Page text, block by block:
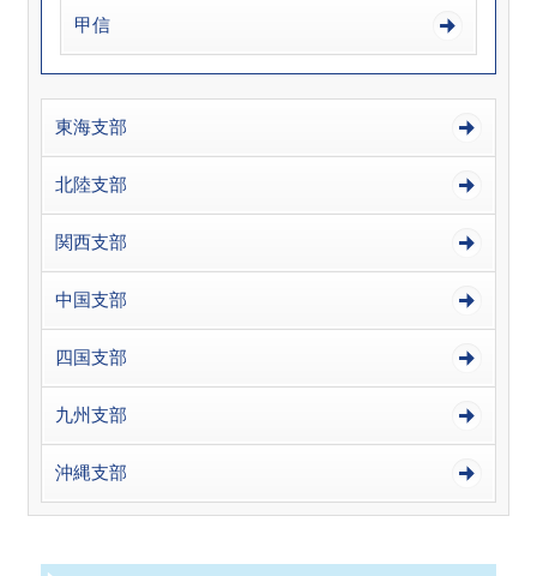
甲信
東海支部
北陸支部
関西支部
中国支部
四国支部
九州支部
沖縄支部